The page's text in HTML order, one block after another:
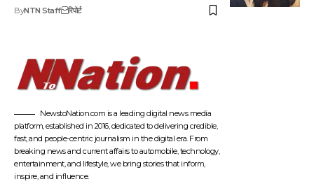
ByNTN Staff रिपोर्ट
NewstoNation.com is a leading digital news media
platform, established in 2016, dedicated to delivering credible,
fast, and people-centric journalism in the digital era. From
breaking news and current affairs to automobile, technology,
entertainment, and lifestyle, we bring stories that inform,
inspire, and influence.